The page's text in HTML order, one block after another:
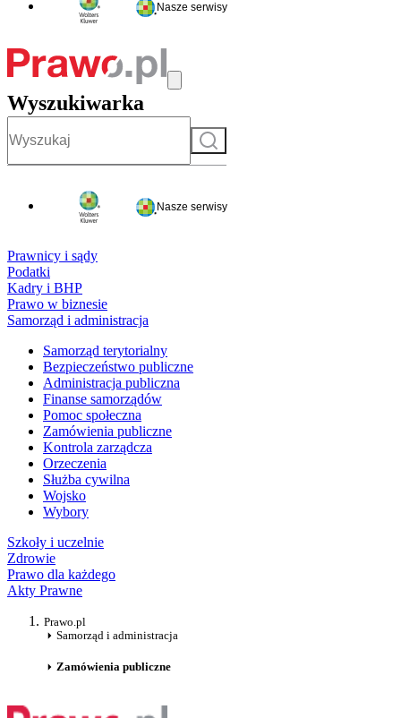
Nasze serwisy
Wyszukiwarka
Szukaj
Nasze serwisy
Prawnicy i sądy
Podatki
Kadry i BHP
Prawo w biznesie
Samorząd i administracja
Samorząd terytorialny
Bezpieczeństwo publiczne
Administracja publiczna
Finanse samorządów
Pomoc społeczna
Zamówienia publiczne
Kontrola zarządcza
Orzeczenia
Służba cywilna
Wojsko
Wybory
Szkoły i uczelnie
Zdrowie
Prawo dla każdego
Akty Prawne
Prawo.pl
Samorząd i administracja
Zamówienia publiczne